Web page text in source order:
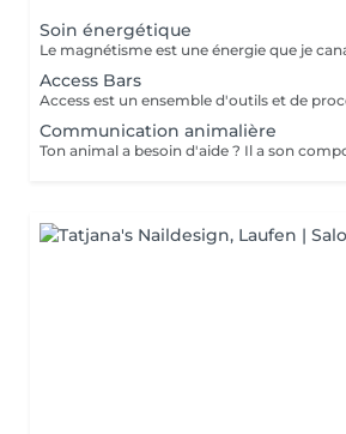
Soin énergétique
Access Bars
Communication animalière